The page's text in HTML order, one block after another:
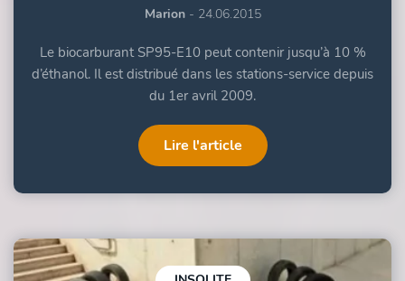
Marion - 24.06.2015
Le biocarburant SP95-E10 peut contenir jusqu’à 10 %
d’éthanol. Il est distribué dans les stations-service depuis
du 1er avril 2009.
Lire l'article